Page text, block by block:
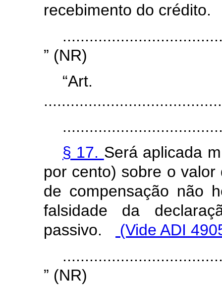
recebimento do crédito.
” (NR)
§ 17. Será aplicada
por cento) sobre o
de compensação não
falsidade da
passivo.
(Vide ADI
” (NR)